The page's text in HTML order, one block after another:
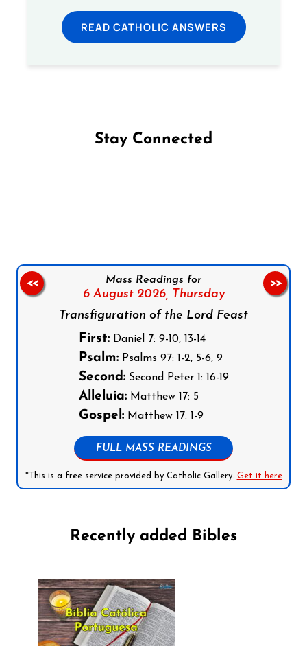
READ CATHOLIC ANSWERS
Stay Connected
Mass Readings for
6 August 2026, Thursday
Transfiguration of the Lord Feast
First:Daniel 7: 9-10, 13-14
Psalm:Psalms 97: 1-2, 5-6, 9
Second:Second Peter 1: 16-19
Alleluia:Matthew 17: 5
Gospel:Matthew 17: 1-9
FULL MASS READINGS
*This is a free service provided by Catholic Gallery. Get it here
<< >>
Recently added Bibles